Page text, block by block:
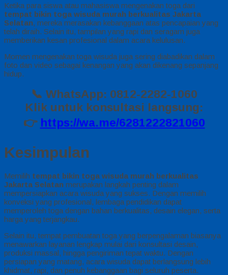
Ketika para siswa atau mahasiswa mengenakan toga dari
tempat bikin toga wisuda murah berkualitas Jakarta
Selatan, mereka merasakan kebanggaan atas pencapaian yang
telah diraih. Selain itu, tampilan yang rapi dan seragam juga
memberikan kesan profesional dalam acara kelulusan.
Momen mengenakan toga wisuda juga sering diabadikan dalam
foto dan video sebagai kenangan yang akan dikenang sepanjang
hidup.
📞 WhatsApp: 0812-2282-1060
Klik untuk konsultasi langsung:
👉 https://wa.me/6281222821060
Kesimpulan
Memilih tempat bikin toga wisuda murah berkualitas
Jakarta Selatan merupakan langkah penting dalam
mempersiapkan acara wisuda yang sukses. Dengan memilih
konveksi yang profesional, lembaga pendidikan dapat
memperoleh toga dengan bahan berkualitas, desain elegan, serta
harga yang terjangkau.
Selain itu, tempat pembuatan toga yang berpengalaman biasanya
menawarkan layanan lengkap mulai dari konsultasi desain,
produksi massal, hingga pengiriman tepat waktu. Dengan
persiapan yang matang, acara wisuda dapat berlangsung lebih
khidmat, rapi, dan penuh kebanggaan bagi seluruh peserta.